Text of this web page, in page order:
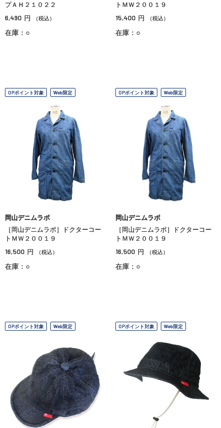
プＡＨ２１０２２
6,490 円 （税込）
在庫：○
トＭＷ２００１９
15,400 円 （税込）
在庫：○
OPポイント対象 Web限定
岡山デニムラボ
［岡山デニムラボ］ドクターコー
トＭＷ２００１９
16,500 円 （税込）
在庫：○
OPポイント対象 Web限定
岡山デニムラボ
［岡山デニムラボ］ドクターコー
トＭＷ２００１９
16,500 円 （税込）
在庫：○
OPポイント対象 Web限定 OPポイント対象 Web限定